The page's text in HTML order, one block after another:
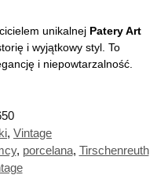
unikalnej Patery Art
i wyjątkowy styl. To
i niepowtarzalność.
, Vintage
, porcelana, Tirschenreuth